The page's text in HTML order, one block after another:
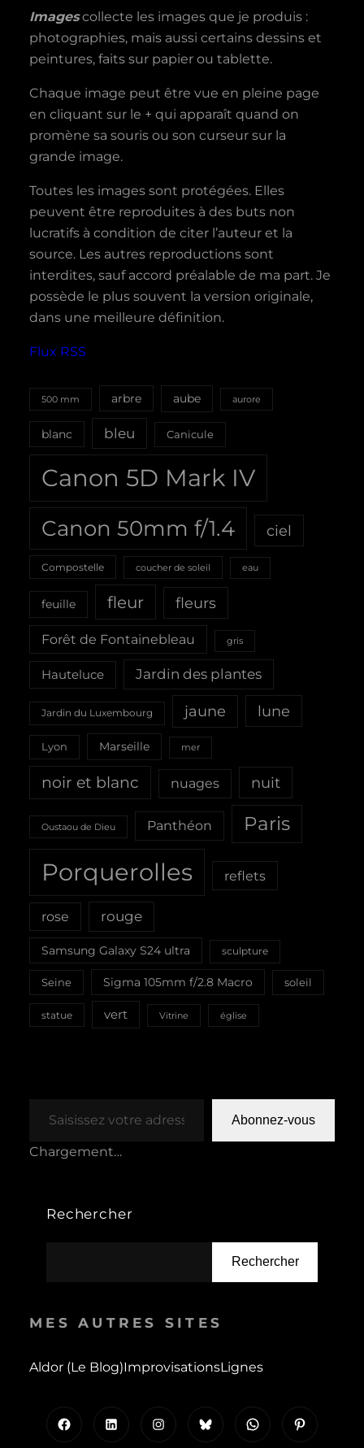
Imagescollecte les images que je produis :
photographies, mais aussi certains dessins et
peintures, faits sur papier ou tablette.
Chaque image peut être vue en pleine page
en cliquant sur le + qui apparaît quand on
promène sa souris ou son curseur sur la
grande image.
Toutes les images sont protégées. Elles
peuvent être reproduites à des buts non
lucratifs à condition de citer l’auteur et la
source. Les autres reproductions sont
interdites, sauf accord préalable de ma part. Je
possède le plus souvent la version originale,
dans une meilleure définition.
Flux RSS
500 mm arbre aube aurore
blanc bleu Canicule
Canon 5D Mark IV
Canon 50mm f/1.4 ciel
Compostelle coucher de soleil eau
feuille fleur fleurs
Forêt de Fontainebleau gris
Hauteluce Jardin des plantes
Jardin du Luxembourg jaune lune
Lyon Marseille mer
noir et blanc nuages nuit
Oustaou de Dieu Panthéon Paris
Porquerolles reflets
rose rouge
Samsung Galaxy S24 ultra sculpture
Seine Sigma 105mm f/2.8 Macro soleil
statue vert Vitrine église
Abonnez-vous
Chargement…
Rechercher
Rechercher
MES AUTRES SITES
Aldor (le Blog)ImprovisationsLignes
Instagram WhatsApp